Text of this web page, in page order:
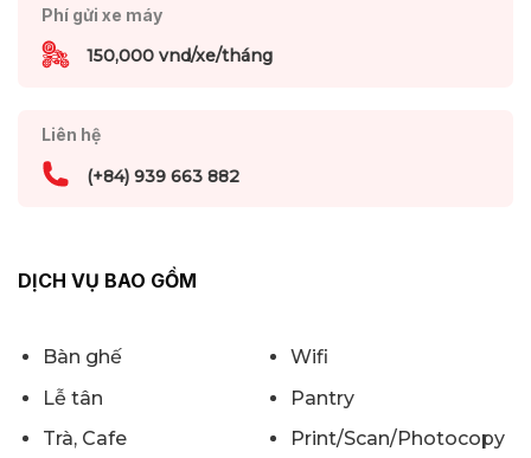
Phí gửi xe máy
150,000 vnd/xe/tháng
Liên hệ
(+84) 939 663 882
DỊCH VỤ BAO GỒM
Bàn ghế
Wifi
Lễ tân
Pantry
Trà, Cafe
Print/Scan/Photocopy